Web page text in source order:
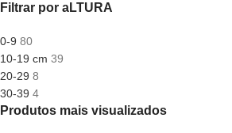
Filtrar por aLTURA
0-9 80
10-19 cm 39
20-29 8
30-39 4
Produtos mais visualizados